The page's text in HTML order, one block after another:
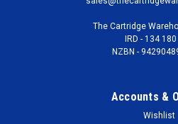
The Cartridge
IRD - 134
NZBN -
Accounts &
Wishlist